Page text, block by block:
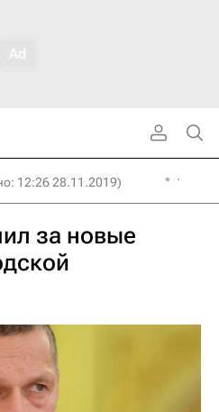
12:26 28.11.2019)
за новые